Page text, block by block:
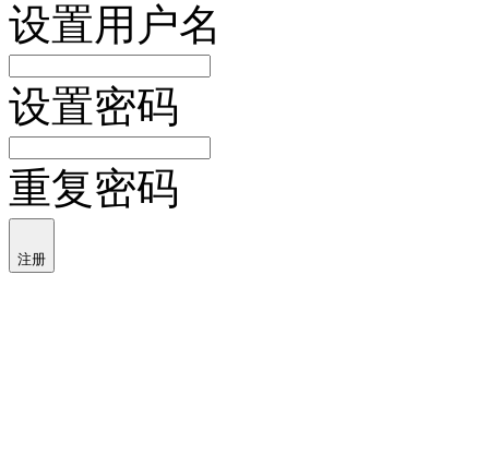
设置用户名
设置密码
重复密码
注册